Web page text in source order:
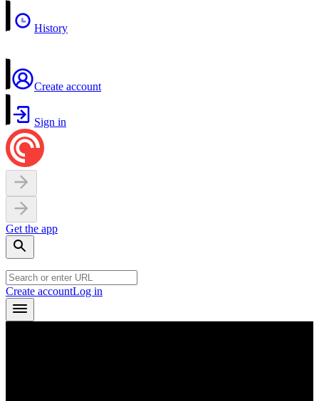
History
Create account
Sign in
Get the app
Create accountLog in